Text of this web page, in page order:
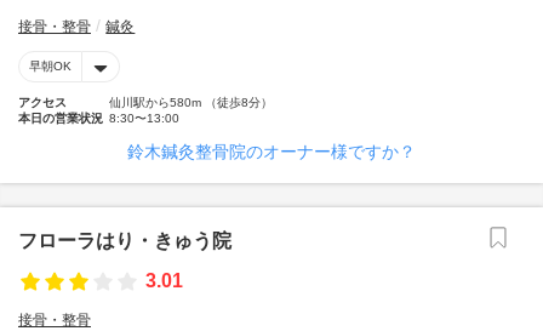
接骨・整骨 鍼灸
早朝OK
アクセス
仙川駅から580m （徒歩8分）
本日の営業状況 8:30〜13:00
鈴木鍼灸整骨院のオーナー様ですか？
フローラはり・きゅう院
3.01
接骨・整骨